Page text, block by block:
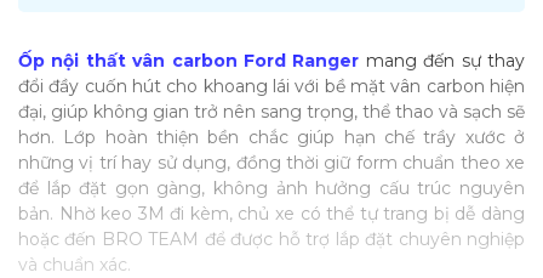
Ốp nội thất vân carbon Ford Ranger mang đến sự thay
đổi đầy cuốn hút cho khoang lái với bề mặt vân carbon hiện
đại, giúp không gian trở nên sang trọng, thể thao và sạch sẽ
hơn. Lớp hoàn thiện bền chắc giúp hạn chế trầy xước ở
những vị trí hay sử dụng, đồng thời giữ form chuẩn theo xe
để lắp đặt gọn gàng, không ảnh hưởng cấu trúc nguyên
bản. Nhờ keo 3M đi kèm, chủ xe có thể tự trang bị dễ dàng
hoặc đến BRO TEAM để được hỗ trợ lắp đặt chuyên nghiệp
và chuẩn xác.